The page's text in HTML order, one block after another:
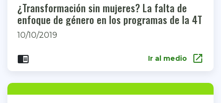
¿Transformación sin mujeres? La falta de
enfoque de género en los programas de la 4T
10/10/2019
chrome_reader_mode Ir al medio open_in_new